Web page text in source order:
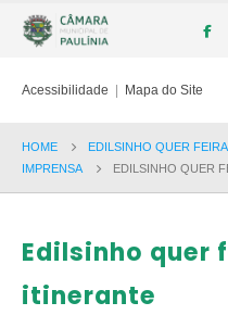
Acessibilidade | Mapa do Site
HOME
EDILSINHO QUER
IMPRENSA
EDILSINHO QUER
Edilsinho quer
itinerante